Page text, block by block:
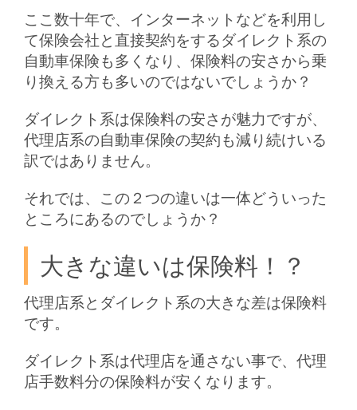
ここ数十年で、インターネットなどを利用し
て保険会社と直接契約をするダイレクト系の
自動車保険も多くなり、保険料の安さから乗
り換える方も多いのではないでしょうか？
ダイレクト系は保険料の安さが魅力ですが、
代理店系の自動車保険の契約も減り続けいる
訳ではありません。
それでは、この２つの違いは一体どういった
ところにあるのでしょうか？
大きな違いは保険料！？
代理店系とダイレクト系の大きな差は保険料
です。
ダイレクト系は代理店を通さない事で、代理
店手数料分の保険料が安くなります。